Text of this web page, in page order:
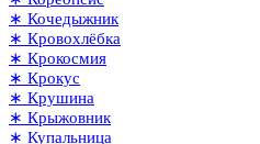
∗ Кочедыжник
∗ Кровохлёбка
∗ Крокосмия
∗ Крокус
∗ Крушина
∗ Крыжовник
∗ Купальница